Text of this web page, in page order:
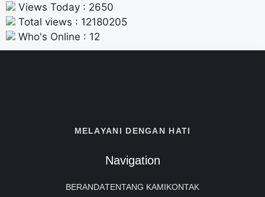
Views Today : 2650
Total views : 12180205
Who's Online : 12
MELAYANI DENGAN HATI
Navigation
BERANDATENTANG KAMIKONTAK